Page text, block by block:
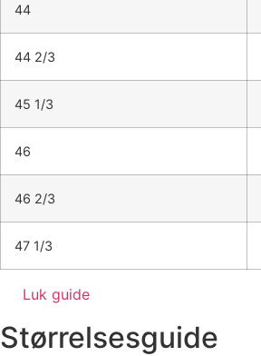
44
44 2/3
45 1/3
46
46 2/3
47 1/3
Luk guide
Størrelsesguide